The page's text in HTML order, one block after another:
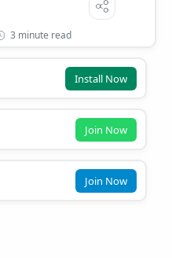
3 minute read
Install Now
Join Now
Join Now